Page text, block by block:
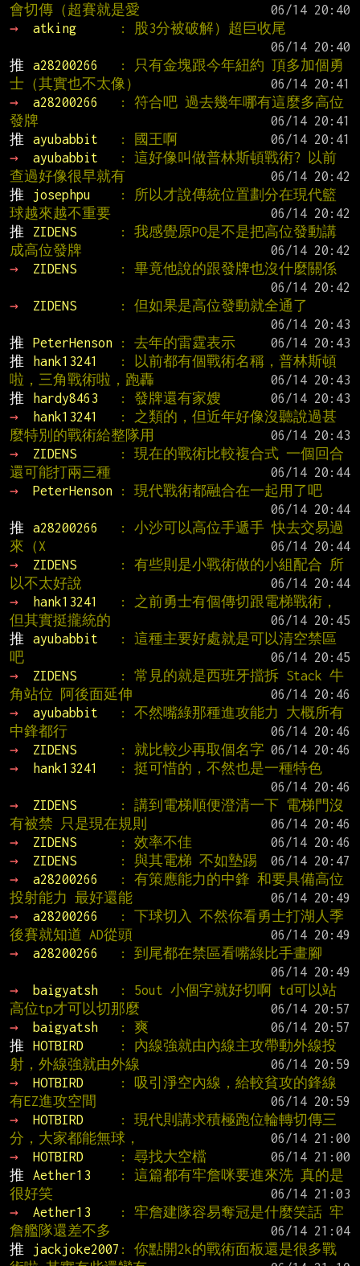
會切傳（超賽就是愛
→
atking
: 股3分被破解）超巨收尾
推
a28200266
: 只有金塊跟今年紐約 頂多加個勇
士（其實也不太像）
→
a28200266
: 符合吧 過去幾年哪有這麼多高位
發牌
推
ayubabbit : 國王啊
→
ayubabbit
: 這好像叫做普林斯頓戰術? 以前
查過好像很早就有
推
josephpu
: 所以才說傳統位置劃分在現代籃
球越來越不重要
推
ZIDENS
: 我感覺原PO是不是把高位發動講
成高位發牌
→
ZIDENS
: 畢竟他說的跟發牌也沒什麼關係
→
ZIDENS
: 但如果是高位發動就全通了
推
PeterHenson : 去年的雷霆表示
推
hank13241
: 以前都有個戰術名稱，普林斯頓
啦，三角戰術啦，跑轟
推
hardy8463 : 發牌還有家嫂
→
hank13241
: 之類的，但近年好像沒聽說過甚
麼特別的戰術給整隊用
→
ZIDENS
: 現在的戰術比較複合式 一個回合
還可能打兩三種
→
PeterHenson
: 現代戰術都融合在一起用了吧
推
a28200266
: 小沙可以高位手遞手 快去交易過
來（X
→
ZIDENS
: 有些則是小戰術做的小組配合 所
以不太好說
→
hank13241
: 之前勇士有個傳切跟電梯戰術，
但其實挺攏統的
推
ayubabbit
: 這種主要好處就是可以清空禁區
吧
→
ZIDENS
: 常見的就是西班牙擋拆 Stack 牛
角站位 阿後面延伸
→
ayubabbit
: 不然嘴綠那種進攻能力 大概所有
中鋒都行
→
ZIDENS : 就比較少再取個名字
→
hank13241
: 挺可惜的，不然也是一種特色
→
ZIDENS
: 講到電梯順便澄清一下 電梯門沒
有被禁 只是現在規則
→
ZIDENS : 效率不佳
→
ZIDENS : 與其電梯 不如墊踢
→
a28200266
: 有策應能力的中鋒 和要具備高位
投射能力 最好還能
→
a28200266
: 下球切入 不然你看勇士打湖人季
後賽就知道 AD從頭
→
a28200266
: 到尾都在禁區看嘴綠比手畫腳
→
baigyatsh
: 5out 小個字就好切啊 td可以站
高位tp才可以切那麼
→
baigyatsh : 爽
推
HOTBIRD
: 內線強就由內線主攻帶動外線投
射，外線強就由外線
→
HOTBIRD
: 吸引淨空內線，給較貧攻的鋒線
有EZ進攻空間
→
HOTBIRD
: 現代則講求積極跑位輪轉切傳三
分，大家都能無球，
→
HOTBIRD : 尋找大空檔
推
Aether13
: 這篇都有牢詹咪要進來洗 真的是
很好笑
→
Aether13
: 牢詹建隊容易奪冠是什麼笑話 牢
詹艦隊還差不多
推
jackjoke2007 : 你點開2k的戰術面板還是很多戰